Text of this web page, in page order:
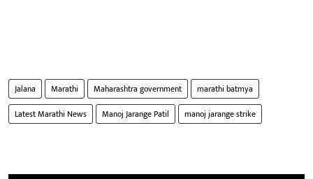
Jalana Marathi Maharashtra government
marathi batmya
Latest Marathi News
Manoj Jarange Patil manoj jarange strike